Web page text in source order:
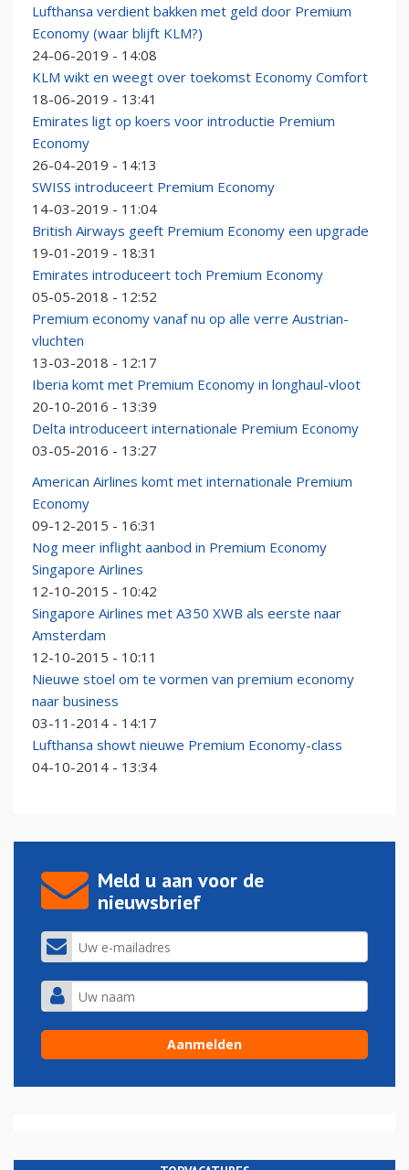
Lufthansa verdient bakken met geld door Premium
Economy (waar blijft KLM?)
24-06-2019 - 14:08
KLM wikt en weegt over toekomst Economy Comfort
18-06-2019 - 13:41
Emirates ligt op koers voor introductie Premium
Economy
26-04-2019 - 14:13
SWISS introduceert Premium Economy
14-03-2019 - 11:04
British Airways geeft Premium Economy een upgrade
19-01-2019 - 18:31
Emirates introduceert toch Premium Economy
05-05-2018 - 12:52
Premium economy vanaf nu op alle verre Austrian-
vluchten
13-03-2018 - 12:17
Iberia komt met Premium Economy in longhaul-vloot
20-10-2016 - 13:39
Delta introduceert internationale Premium Economy
03-05-2016 - 13:27
American Airlines komt met internationale Premium
Economy
09-12-2015 - 16:31
Nog meer inflight aanbod in Premium Economy
Singapore Airlines
12-10-2015 - 10:42
Singapore Airlines met A350 XWB als eerste naar
Amsterdam
12-10-2015 - 10:11
Nieuwe stoel om te vormen van premium economy
naar business
03-11-2014 - 14:17
Lufthansa showt nieuwe Premium Economy-class
04-10-2014 - 13:34
Meld u aan voor de
nieuwsbrief